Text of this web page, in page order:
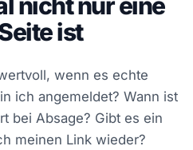
ist
wenn es echte
ich angemeldet? Wann ist
bei Absage? Gibt es ein
meinen Link wieder?